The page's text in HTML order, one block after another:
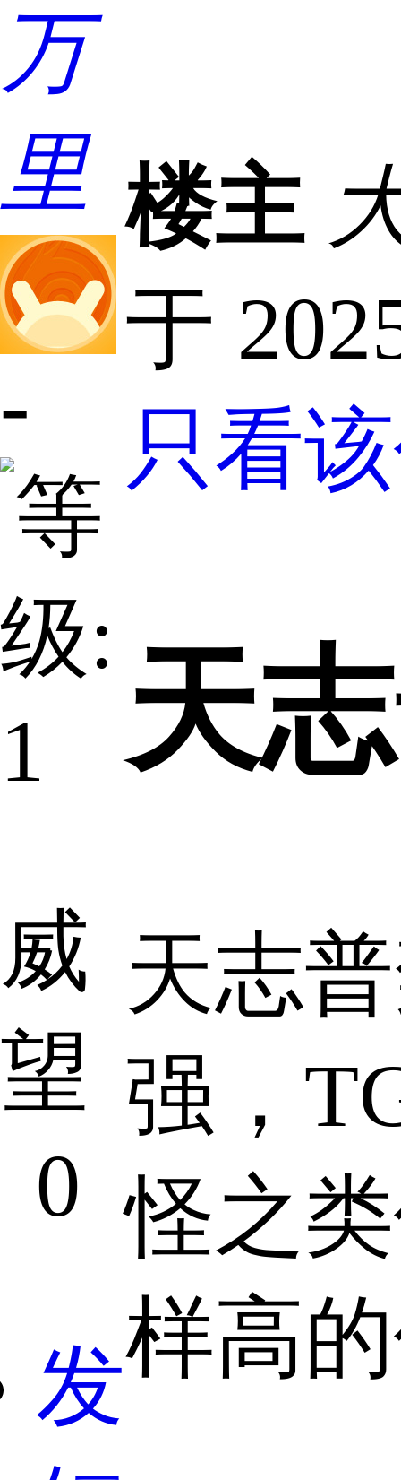
万
里
-
威
望
0
发
楼主
于
只看
天
天志
强，
怪之
样高